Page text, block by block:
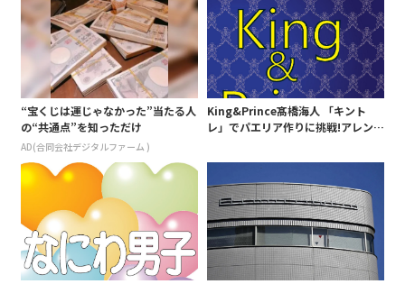
“宝くじは運じゃなかった”当たる人
の“共通点”を知っただけ
AD(合同会社デジタルファーム )
King&Prince髙橋海人 「キント
レ」でパエリア作りに挑戦!アレンジ